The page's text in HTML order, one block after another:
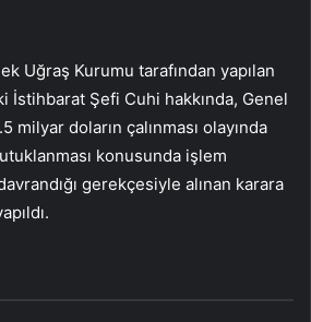
Uğraş Kurumu tarafından yapılan
İstihbarat Şefi Cuhi hakkında, Genel
milyar doların çalınması olayında
konusunda işlem
gerekçesiyle alınan karara